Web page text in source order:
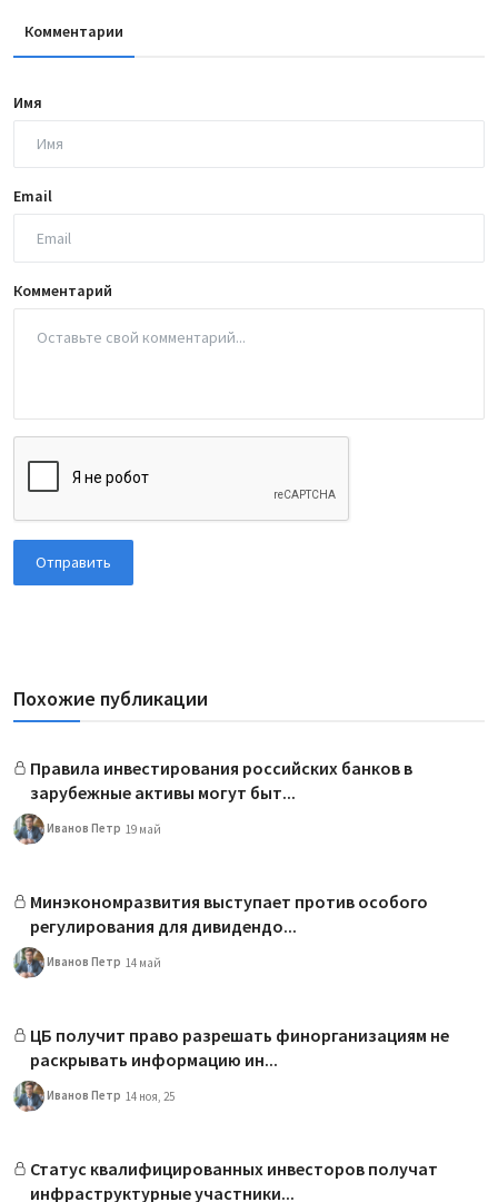
Комментарии
Имя
Email
Комментарий
Отправить
Похожие публикации
Правила инвестирования российских банков в
зарубежные активы могут быт...
Иванов Петр 19 май
Минэкономразвития выступает против особого
регулирования для дивидендо...
Иванов Петр 14 май
ЦБ получит право разрешать финорганизациям не
раскрывать информацию ин...
Иванов Петр 14 ноя, 25
Статус квалифицированных инвесторов получат
инфраструктурные участники...